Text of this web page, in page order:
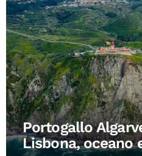
Portogallo
Lisbona, oceano